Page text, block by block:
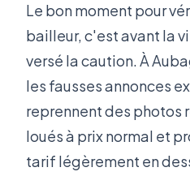
Le bon moment pour
bailleur, c'est avant la
versé la caution. À
les fausses annonces
reprennent des photos
loués à prix normal et
tarif légèrement en